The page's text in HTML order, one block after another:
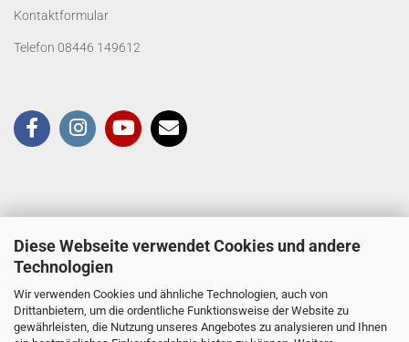
Diese Webseite verwendet Cookies und andere
Technologien
Wir verwenden Cookies und ähnliche Technologien, auch von
Drittanbietern, um die ordentliche Funktionsweise der Website zu
gewährleisten, die Nutzung unseres Angebotes zu analysieren und Ihnen
Kontaktformular
Telefon 08446 149612